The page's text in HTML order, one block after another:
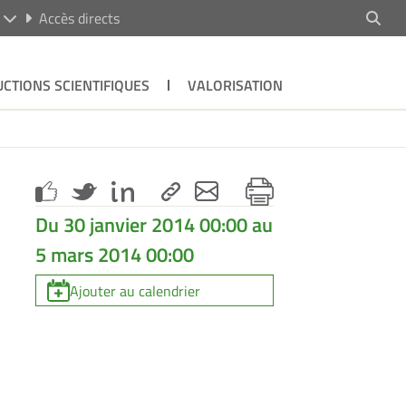
Accès directs
SCIENTIFIQUES VALORISATION
Du 30 janvier 2014 00:00 au
5 mars 2014 00:00
Ajouter au calendrier